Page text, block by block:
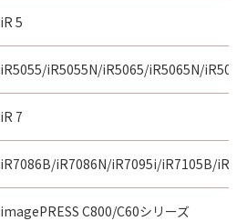
iR 5
iR5055/iR5055N/iR5065/iR5065N/
iR 7
iR7086B/iR7086N/iR7095i/iR7105B/
imagePRESS C800/C60シリーズ